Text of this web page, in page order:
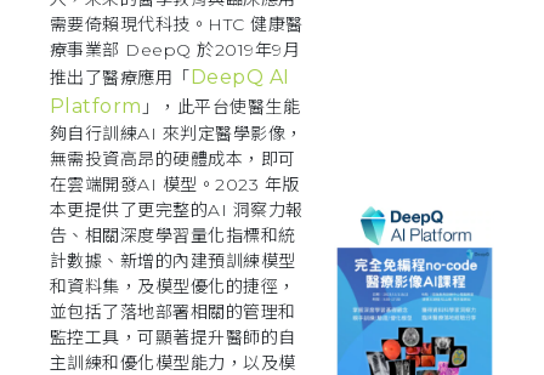
需要倚賴現代科技。HTC 健康醫
療事業部 DeepQ 於2019年9月
推出了醫療應用「DeepQ AI
Platform 」，此平台使醫生能
夠自行訓練AI 來判定醫學影像，
無需投資高昂的硬體成本，即可
在雲端開發AI 模型。2023 年版
本更提供了更完整的AI 洞察力報
告、相關深度學習量化指標和統
計數據、新增的內建預訓練模型
和資料集，及模型優化的捷徑，
並包括了落地部署相關的管理和
監控工具，可顯著提升醫師的自
主訓練和優化模型能力，以及模